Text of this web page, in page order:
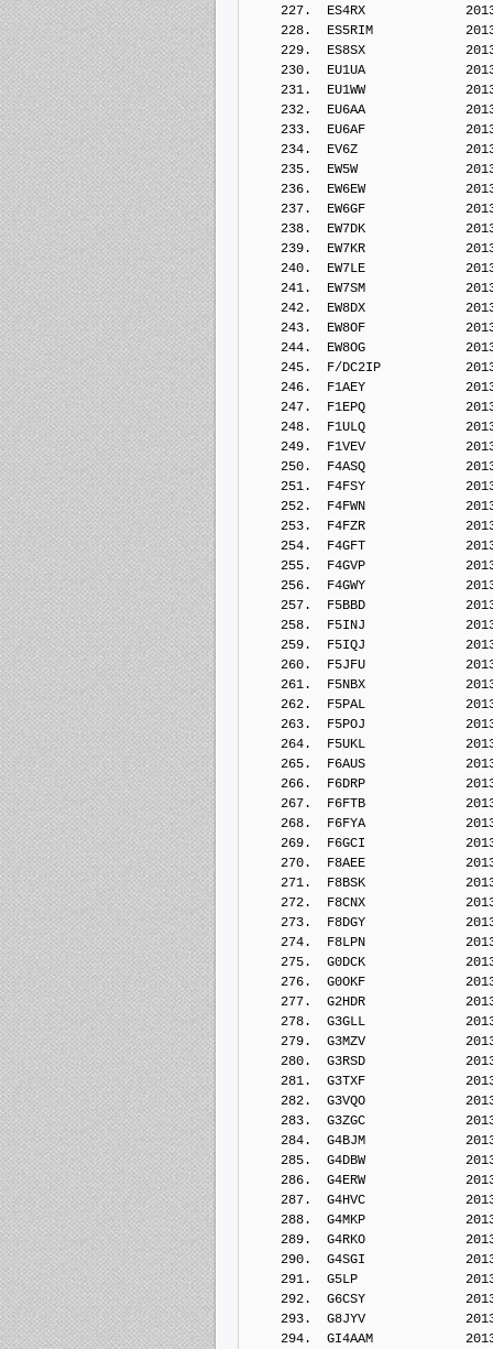
227.  ES4RX
228.  ES5RIM
229.  ES8SX
230.  EU1UA
231.  EU1WW
232.  EU6AA
233.  EU6AF
234.  EV6Z
235.  EW5W
236.  EW6EW
237.  EW6GF
238.  EW7DK
239.  EW7KR
240.  EW7LE
241.  EW7SM
242.  EW8DX
243.  EW8OF
244.  EW8OG
245.  F/DC2IP
246.  F1AEY
247.  F1EPQ
248.  F1ULQ
249.  F1VEV
250.  F4ASQ
251.  F4FSY
252.  F4FWN
253.  F4FZR
254.  F4GFT
255.  F4GVP
256.  F4GWY
257.  F5BBD
258.  F5INJ
259.  F5IQJ
260.  F5JFU
261.  F5NBX
262.  F5PAL
263.  F5POJ
264.  F5UKL
265.  F6AUS
266.  F6DRP
267.  F6FTB
268.  F6FYA
269.  F6GCI
270.  F8AEE
271.  F8BSK
272.  F8CNX
273.  F8DGY
274.  F8LPN
275.  G0DCK
276.  G0OKF
277.  G2HDR
278.  G3GLL
279.  G3MZV
280.  G3RSD
281.  G3TXF
282.  G3VQO
283.  G3ZGC
284.  G4BJM
285.  G4DBW
286.  G4ERW
287.  G4HVC
288.  G4MKP
289.  G4RKO
290.  G4SGI
291.  G5LP
292.  G6CSY
293.  G8JYV
294.  GI4AAM